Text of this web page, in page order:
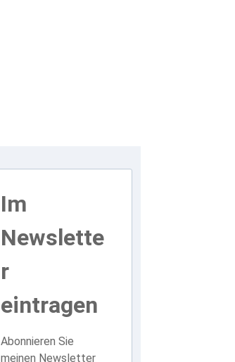
Im
Newslette
r
eintragen
Abonnieren Sie
meinen Newsletter